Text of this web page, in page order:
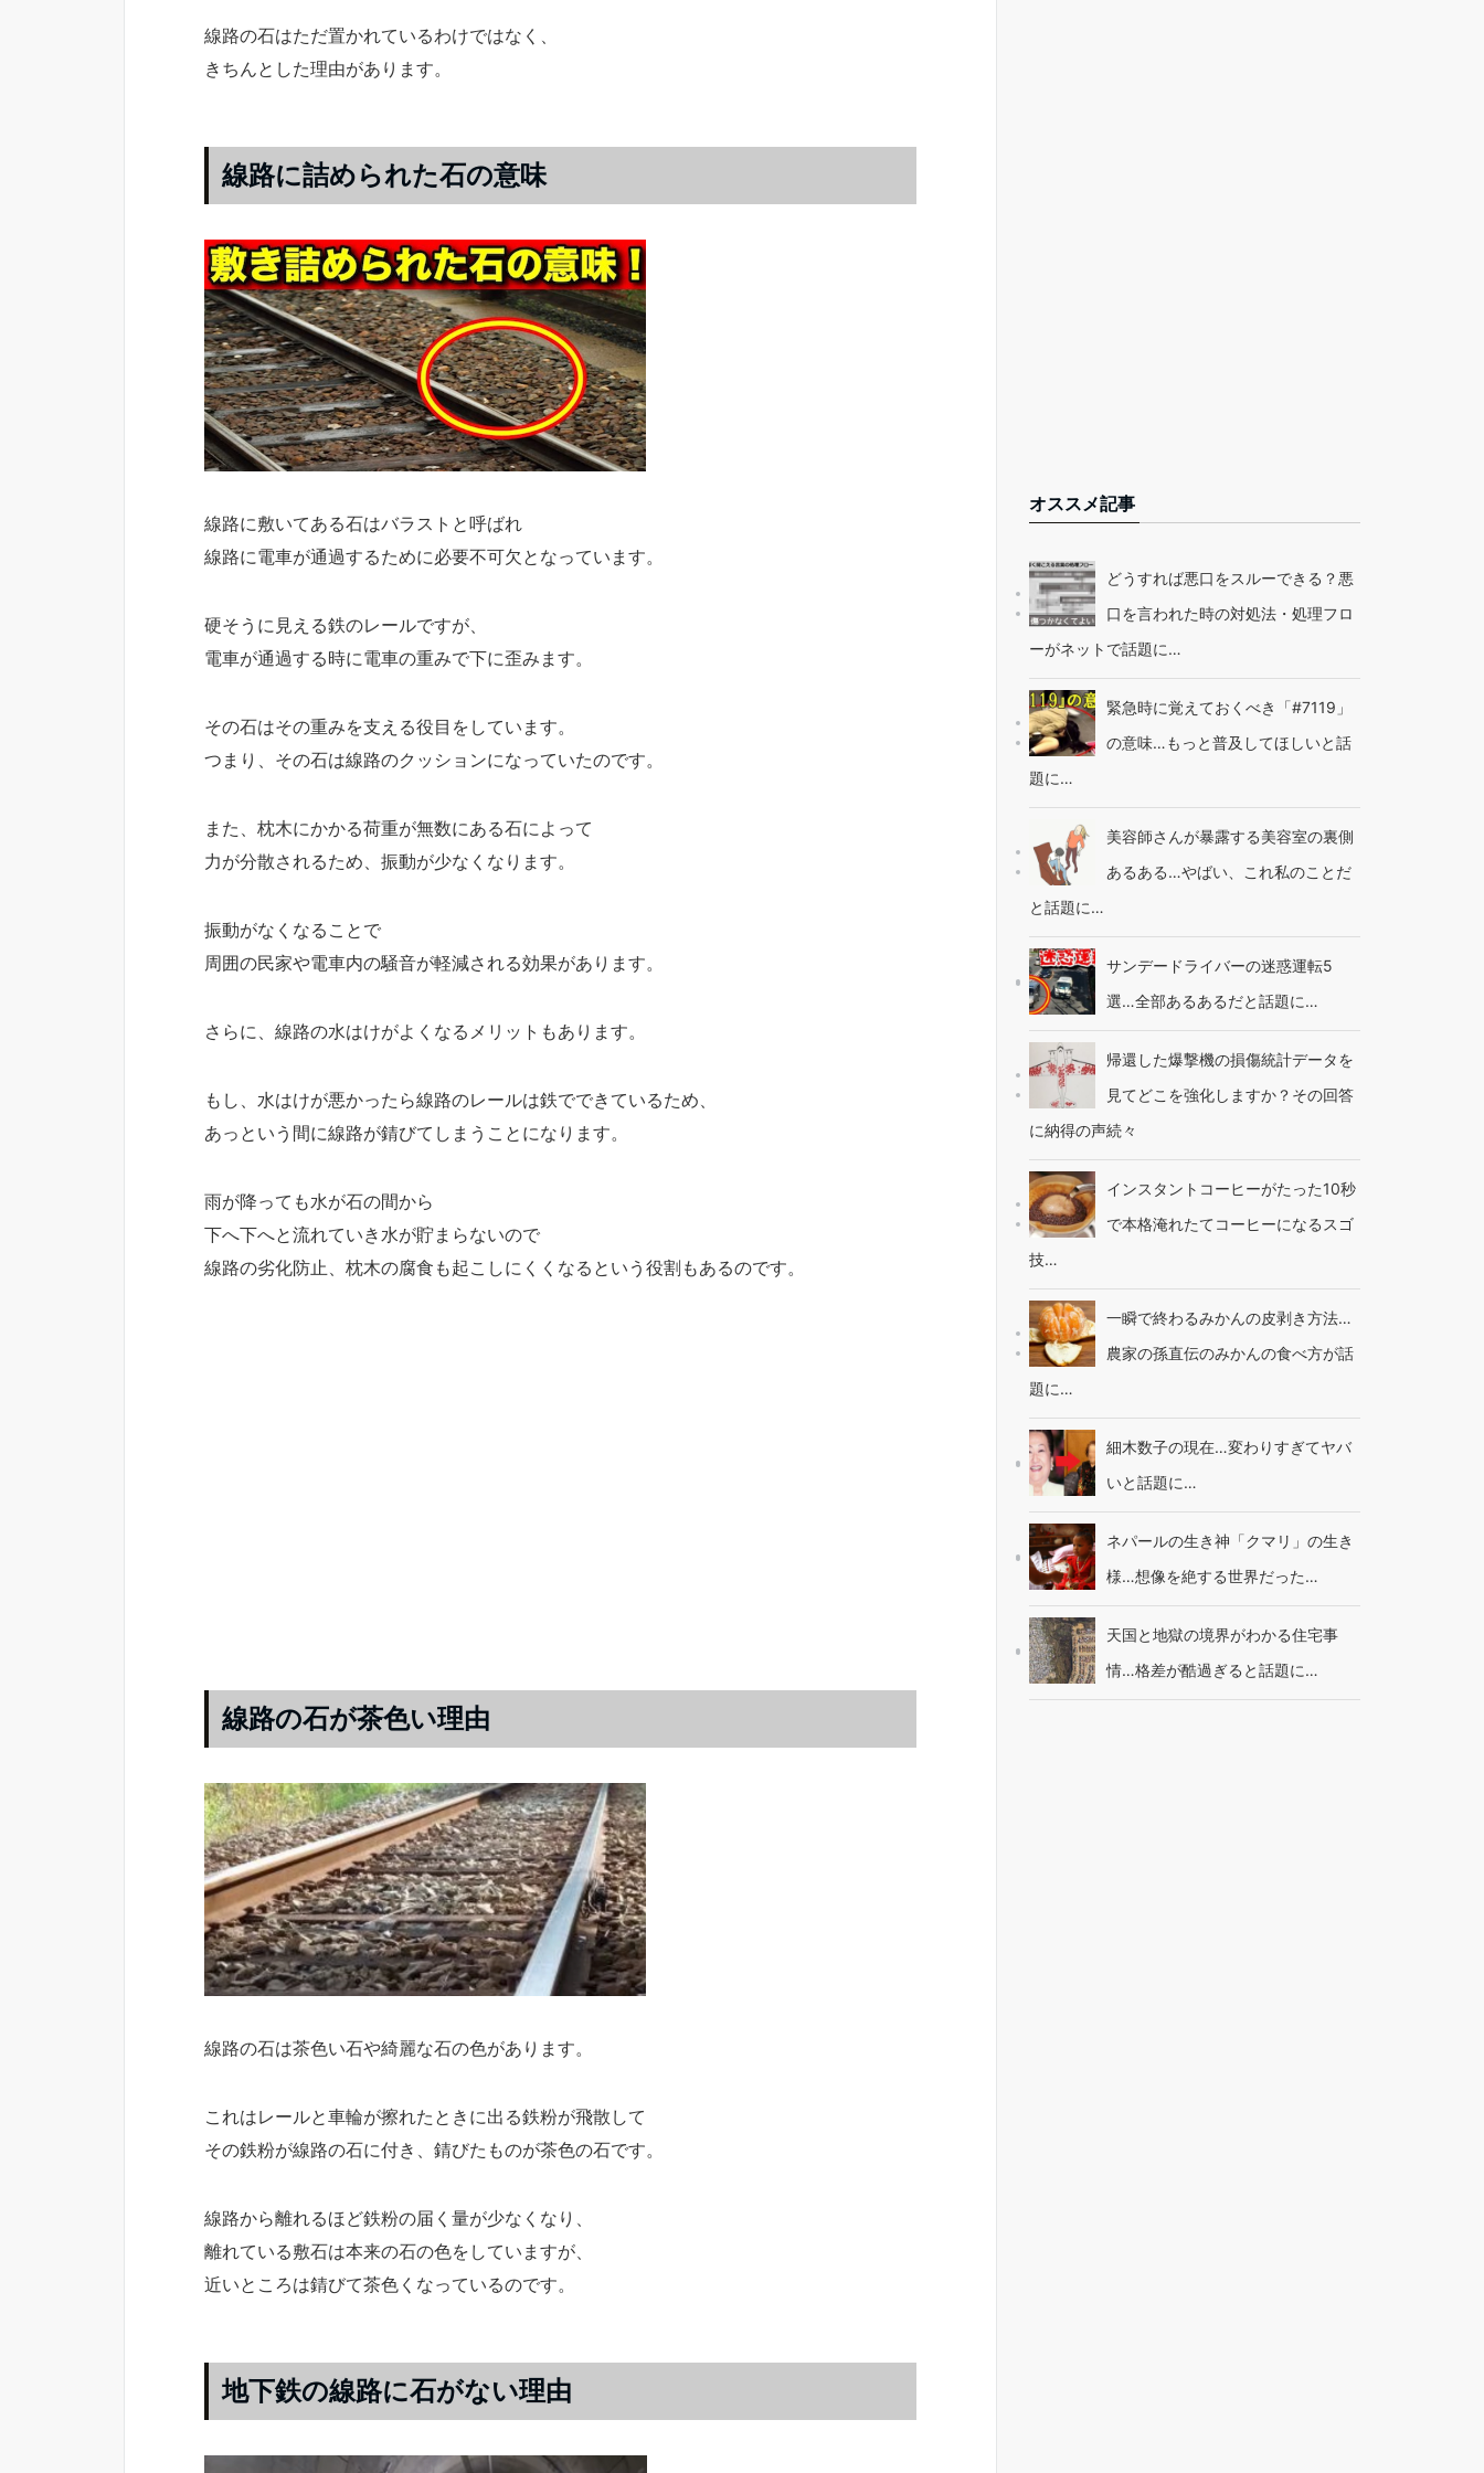
線路の石はただ置かれているわけではなく、
きちんとした理由があります。
線路に詰められた石の意味
線路に敷いてある石はバラストと呼ばれ
線路に電車が通過するために必要不可欠となっています。
硬そうに見える鉄のレールですが、
電車が通過する時に電車の重みで下に歪みます。
その石はその重みを支える役目をしています。
つまり、その石は線路のクッションになっていたのです。
また、枕木にかかる荷重が無数にある石によって
力が分散されるため、振動が少なくなります。
振動がなくなることで
周囲の民家や電車内の騒音が軽減される効果があります。
さらに、線路の水はけがよくなるメリットもあります。
もし、水はけが悪かったら線路のレールは鉄でできているため、
あっという間に線路が錆びてしまうことになります。
雨が降っても水が石の間から
下へ下へと流れていき水が貯まらないので
線路の劣化防止、枕木の腐食も起こしにくくなるという役割もあるのです。
線路の石が茶色い理由
線路の石は茶色い石や綺麗な石の色があります。
これはレールと車輪が擦れたときに出る鉄粉が飛散して
その鉄粉が線路の石に付き、錆びたものが茶色の石です。
線路から離れるほど鉄粉の届く量が少なくなり、
離れている敷石は本来の石の色をしていますが、
近いところは錆びて茶色くなっているのです。
地下鉄の線路に石がない理由
オススメ記事
どうすれば悪口をスルーできる？悪
口を言われた時の対処法・処理フロ
ーがネットで話題に…
緊急時に覚えておくべき「#7119」
の意味…もっと普及してほしいと話
題に…
美容師さんが暴露する美容室の裏側
あるある…やばい、これ私のことだ
と話題に…
サンデードライバーの迷惑運転5
選…全部あるあるだと話題に…
帰還した爆撃機の損傷統計データを
見てどこを強化しますか？その回答
に納得の声続々
インスタントコーヒーがたった10秒
で本格淹れたてコーヒーになるスゴ
技…
一瞬で終わるみかんの皮剥き方法…
農家の孫直伝のみかんの食べ方が話
題に…
細木数子の現在…変わりすぎてヤバ
いと話題に…
ネパールの生き神「クマリ」の生き
様…想像を絶する世界だった…
天国と地獄の境界がわかる住宅事
情…格差が酷過ぎると話題に…